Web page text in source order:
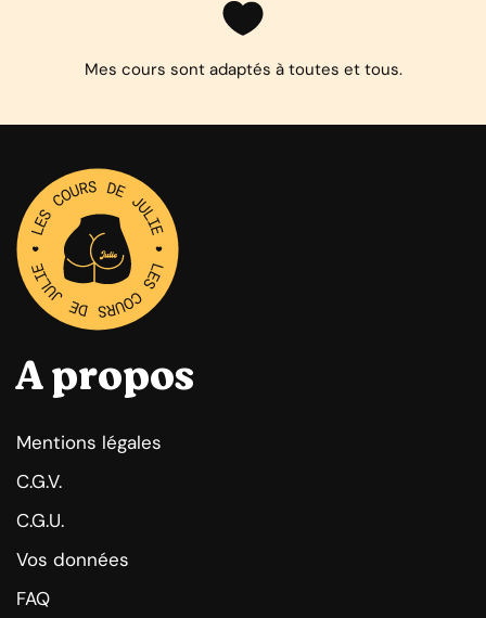
Mes cours sont adaptés à toutes et tous.
A propos
Mentions légales
C.G.V.
C.G.U.
Vos données
FAQ